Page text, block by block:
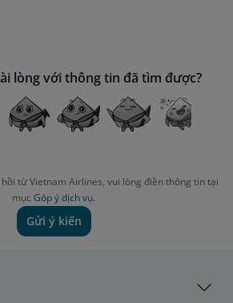
lòng với thông tin đã tìm được?
từ Vietnam Airlines, vui lòng điền thông tin tại
mục Góp ý dịch vụ.
Gửi ý kiến